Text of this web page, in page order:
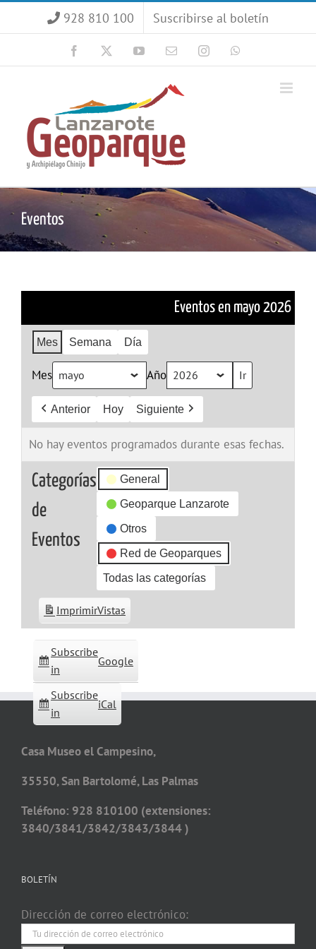
928 810 100 Suscribirse al boletín
Facebook YouTubeCorreoInstagram
Eventos
Eventos en mayo 2026
Mes Semana Día
Mes Año
Anterior Hoy Siguiente
No hay eventos programados durante esas fechas.
Categorías
de
Eventos
General
Geoparque Lanzarote
Otros
Red de Geoparques
Todas las categorías
Subscribe
in
Google
Subscribe
in
iCal
ImprimirVistas
Casa Museo el Campesino,
35550, San Bartolomé, Las Palmas
Teléfono: 928 810100 (extensiones:
3840/3841/3842/3843/3844 )
BOLETÍN
Dirección de correo electrónico: